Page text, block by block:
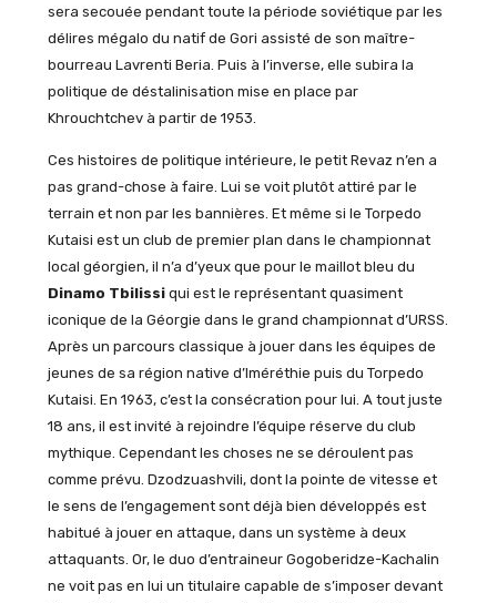
sera secouée pendant toute la période soviétique par les
délires mégalo du natif de Gori assisté de son maître-
bourreau Lavrenti Beria. Puis à l’inverse, elle subira la
politique de déstalinisation mise en place par
Khrouchtchev à partir de 1953.
Ces histoires de politique intérieure, le petit Revaz n’en a
pas grand-chose à faire. Lui se voit plutôt attiré par le
terrain et non par les bannières. Et même si le Torpedo
Kutaisi est un club de premier plan dans le championnat
local géorgien, il n’a d’yeux que pour le maillot bleu du
Dinamo Tbilissiqui est le représentant quasiment
iconique de la Géorgie dans le grand championnat d’URSS.
Après un parcours classique à jouer dans les équipes de
jeunes de sa région native d’Iméréthie puis du Torpedo
Kutaisi. En 1963, c’est la consécration pour lui. A tout juste
18 ans, il est invité à rejoindre l’équipe réserve du club
mythique. Cependant les choses ne se déroulent pas
comme prévu. Dzodzuashvili, dont la pointe de vitesse et
le sens de l’engagement sont déjà bien développés est
habitué à jouer en attaque, dans un système à deux
attaquants. Or, le duo d’entraineur Gogoberidze-Kachalin
ne voit pas en lui un titulaire capable de s’imposer devant